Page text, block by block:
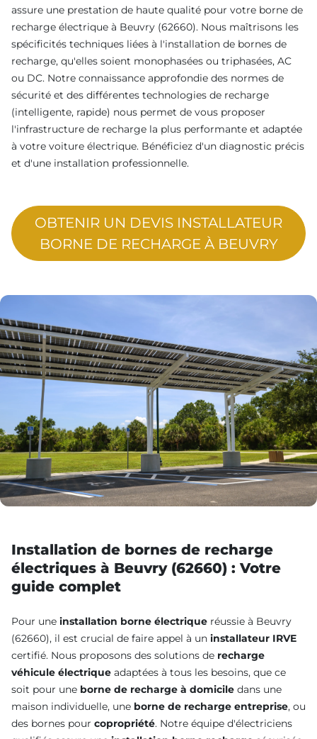
assure une prestation de haute qualité pour votre borne de
recharge électrique à Beuvry (62660). Nous maîtrisons les
spécificités techniques liées à l'installation de bornes de
recharge, qu'elles soient monophasées ou triphasées, AC
ou DC. Notre connaissance approfondie des normes de
sécurité et des différentes technologies de recharge
(intelligente, rapide) nous permet de vous proposer
l'infrastructure de recharge la plus performante et adaptée
à votre voiture électrique. Bénéficiez d'un diagnostic précis
et d'une installation professionnelle.
OBTENIR UN DEVIS INSTALLATEUR
BORNE DE RECHARGE À BEUVRY
Installation de bornes de recharge
électriques à Beuvry (62660) : Votre
guide complet
Pour une installation borne électrique réussie à Beuvry
(62660), il est crucial de faire appel à un installateur IRVE
certifié. Nous proposons des solutions de recharge
véhicule électrique adaptées à tous les besoins, que ce
soit pour une borne de recharge à domicile dans une
maison individuelle, une borne de recharge entreprise, ou
des bornes pour copropriété. Notre équipe d'électriciens